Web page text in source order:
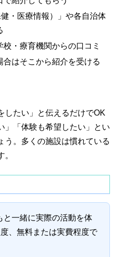
健・医療情報）」や各自治体
・療育機関からの口コミ
はそこから紹介を受ける
したい」と伝えるだけでOK
」「体験も希望したい」とい
う。多くの施設は慣れている
と一緒に実際の活動を体
、無料または実費程度で